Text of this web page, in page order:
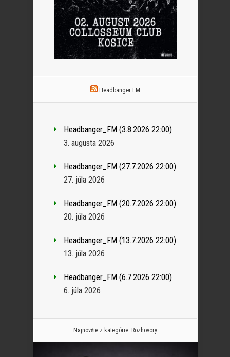
Headbanger FM
Headbanger_FM (3.8.2026 22:00)
3. augusta 2026
Headbanger_FM (27.7.2026 22:00)
27. júla 2026
Headbanger_FM (20.7.2026 22:00)
20. júla 2026
Headbanger_FM (13.7.2026 22:00)
13. júla 2026
Headbanger_FM (6.7.2026 22:00)
6. júla 2026
Najnovšie z kategórie: Rozhovory